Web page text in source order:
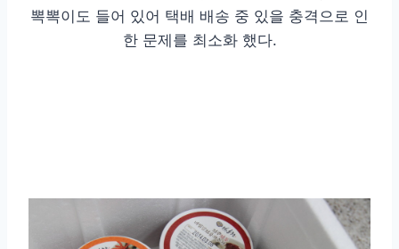
뽁뽁이도 들어 있어 택배 배송 중 있을 충격으로 인
한 문제를 최소화 했다.